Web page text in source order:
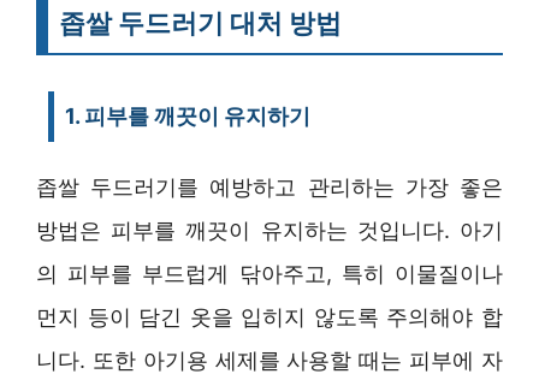
좁쌀 두드러기 대처 방법
1. 피부를 깨끗이 유지하기
좁쌀 두드러기를 예방하고 관리하는 가장 좋은
방법은 피부를 깨끗이 유지하는 것입니다. 아기
의 피부를 부드럽게 닦아주고, 특히 이물질이나
먼지 등이 담긴 옷을 입히지 않도록 주의해야 합
니다. 또한 아기용 세제를 사용할 때는 피부에 자